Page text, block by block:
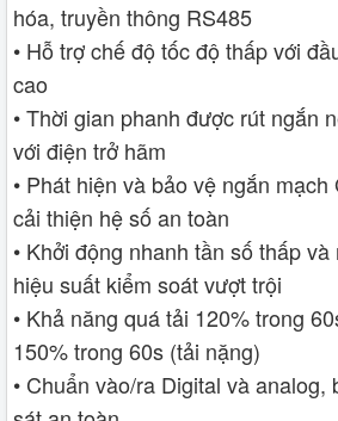
hóa, truyền thông RS485
• Hỗ trợ chế độ tốc độ thấp với
cao
• Thời gian phanh được rút ngắn
với điện trở hãm
• Phát hiện và bảo vệ ngắn
cải thiện hệ số an toàn
• Khởi động nhanh tần số thấp
hiệu suất kiểm soát vượt trội
• Khả năng quá tải 120% trong
150% trong 60s (tải nặng)
• Chuẩn vào/ra Digital và analog,